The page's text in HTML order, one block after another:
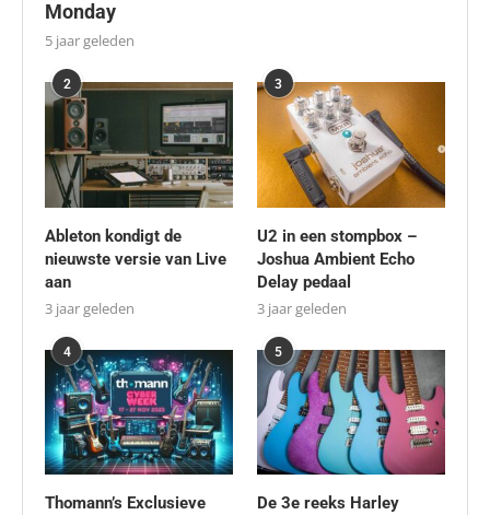
Monday
5 jaar geleden
2
Ableton kondigt de
nieuwste versie van Live
aan
3 jaar geleden
3
U2 in een stompbox –
Joshua Ambient Echo
Delay pedaal
3 jaar geleden
4
Thomann’s Exclusieve
5
De 3e reeks Harley